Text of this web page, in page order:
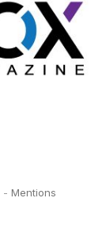
- Mentions